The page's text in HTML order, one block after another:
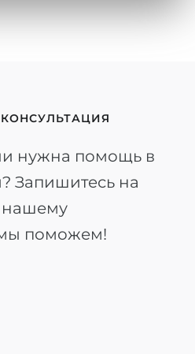
нужна помощь в
Запишитесь на
нашему
поможем!